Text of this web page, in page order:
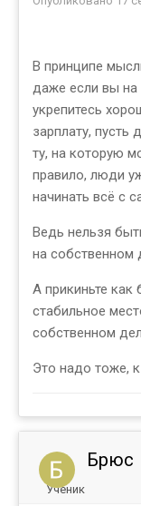
В принципе
даже если вы на
укрепитесь
зарплату,
ту, на которую
правило, люди
начинать всё с
Ведь нельзя
на собственном
А прикиньте
стабильное
собственном
Это надо тоже,
Брюс
Ученик